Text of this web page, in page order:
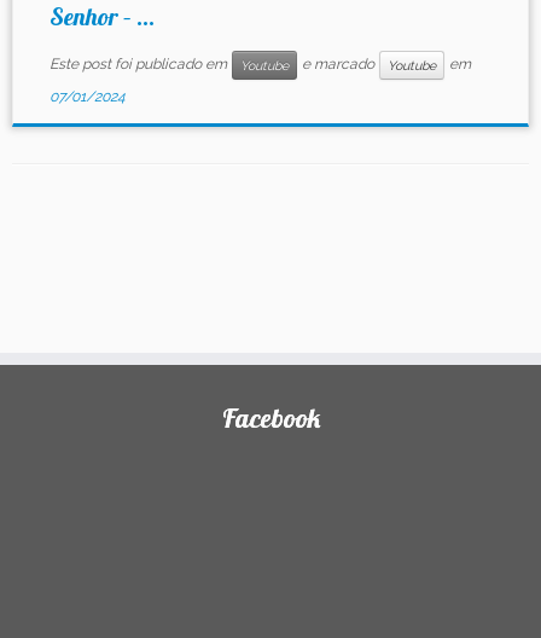
Senhor – ...
Este post foi publicado em Youtube e marcado Youtube
em
07/01/2024
Facebook